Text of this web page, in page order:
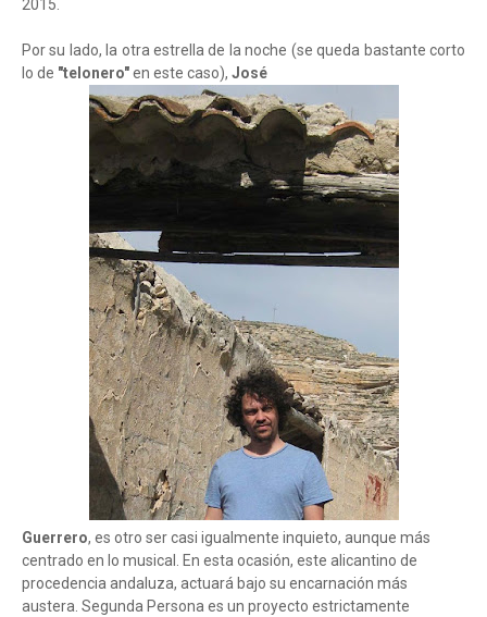
2015.
Por su lado, la otra estrella de la noche (se queda bastante corto
lo de "telonero"en este caso), José
Guerrero, es otro ser casi igualmente inquieto, aunque más
centrado en lo musical. En esta ocasión, este alicantino de
procedencia andaluza, actuará bajo su encarnación más
austera. Segunda Persona es un proyecto estrictamente